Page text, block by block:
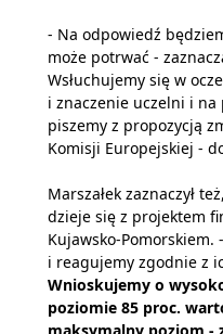
- Na odpowiedź
może potrwać -
Wsłuchujemy się w
i znaczenie uczelni i
piszemy z propozycją
Komisji Europejskiej -
Marszałek zaznaczył
dzieje się z projektem
Kujawsko-
i reagujemy zgodnie z
Wnioskujemy o
poziomie 85 proc.
maksymalny poziom -